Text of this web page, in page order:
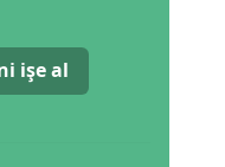
işe al